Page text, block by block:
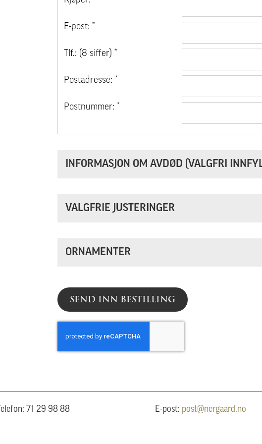
E-post: *
Tlf.: (8 siffer) *
Postadresse: *
Postnummer: *
INFORMASJON OM AVDØD (VALGFRI
VALGFRIE JUSTERINGER
ORNAMENTER
SEND INN BESTILLING
Telefon: 71 29 98 88 E-post: post@nergaard.no